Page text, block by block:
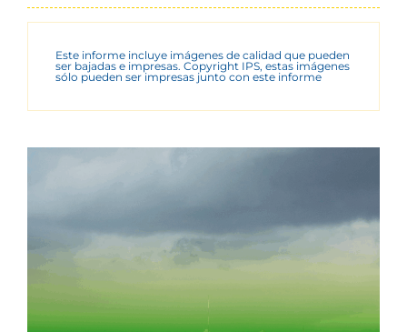
Este informe incluye imágenes de calidad que pueden
ser bajadas e impresas. Copyright IPS, estas imágenes
sólo pueden ser impresas junto con este informe